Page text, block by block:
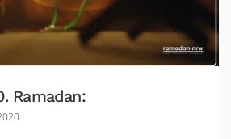
Ramadan: